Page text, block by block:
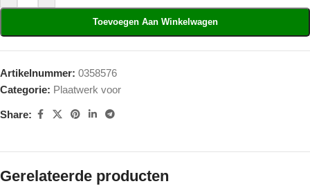
Toevoegen Aan Winkelwagen
Artikelnummer: 0358576
Categorie: Plaatwerk voor
Share:
Gerelateerde producten